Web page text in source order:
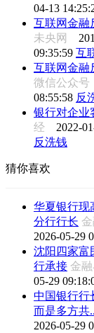
04-13
互联网金融
未央网
09:35:59 互
互联网金融
微信公众
08:55:58 反
银行对企业
经 2022-
反洗钱
猜你喜欢
华夏银行现
分行行长
2026-05-29
沈阳四家富
行承接 金
05-29
中国银行行
而是多方共
2026-05-29